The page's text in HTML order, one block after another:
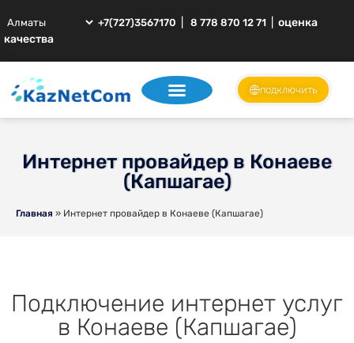
+7(727)3567170 8 778 870 12 71
оценка
качества
подключить
Интернет провайдер в Конаеве
(Капшагае)
Главная » Интернет провайдер в Конаеве (Капшагае)
Подключение интернет услуг
в Конаеве (Капшагае)